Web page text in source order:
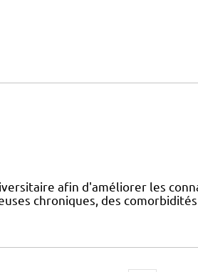
afin d'améliorer les
chroniques, des